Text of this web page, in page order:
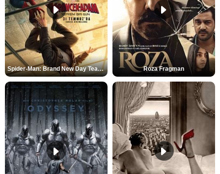
Spider-Man: Brand New Day Teaser Roza Fragman